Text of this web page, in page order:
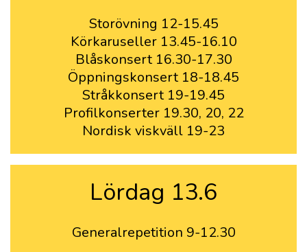
Storövning 12-15.45
Körkaruseller 13.45-16.10
Blåskonsert 16.30-17.30
Öppningskonsert 18-18.45
Stråkkonsert 19-19.45
Profilkonserter 19.30, 20, 22
Nordisk viskväll 19-23
Lördag 13.6
Generalrepetition 9-12.30